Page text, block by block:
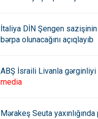
İtaliya DİN Şengen
bərpa olunacağını açıqlayıb
ABŞ İsraili Livanla gərginliyi
media
Mərakeş Seuta